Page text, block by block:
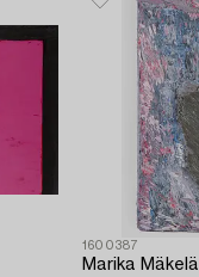
1600387
Marika Mäkelä